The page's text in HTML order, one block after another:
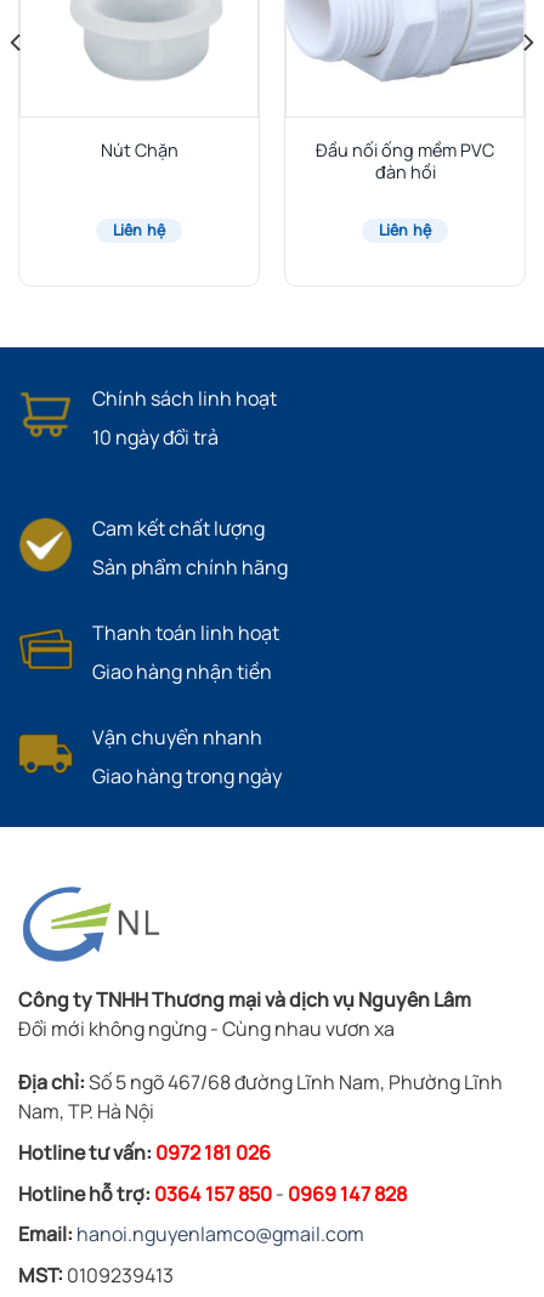
Nút Chặn
Liên hệ
Đầu nối ống mềm PVC
đàn hồi
Liên hệ
Chính sách linh hoạt
10 ngày đổi trả
Cam kết chất lượng
Sản phẩm chính hãng
Thanh toán linh hoạt
Giao hàng nhận tiền
Vận chuyển nhanh
Giao hàng trong ngày
Công ty TNHH Thương mại và dịch vụ Nguyên Lâm
Đổi mới không ngừng - Cùng nhau vươn xa
Địa chỉ:Số 5 ngõ 467/68 đường Lĩnh Nam, Phường Lĩnh
Nam, TP. Hà Nội
Hotline tư vấn: 0972 181 026
Hotline hỗ trợ: 0364 157 850- 0969 147 828
Email: hanoi.nguyenlamco@gmail.com
MST: 0109239413